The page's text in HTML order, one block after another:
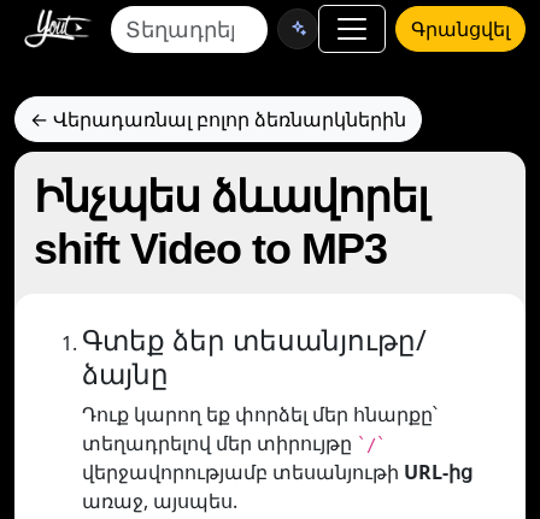
Գրանցվել
← Վերադառնալ բոլոր ձեռնարկներին
Ինչպես ձևավորել
shift Video to MP3
Գտեք ձեր տեսանյութը/
ձայնը
Դուք կարող եք փորձել մեր հնարքը՝
տեղադրելով մեր տիրույթը `/`
վերջավորությամբ տեսանյութի URL-ից
առաջ, այսպես.